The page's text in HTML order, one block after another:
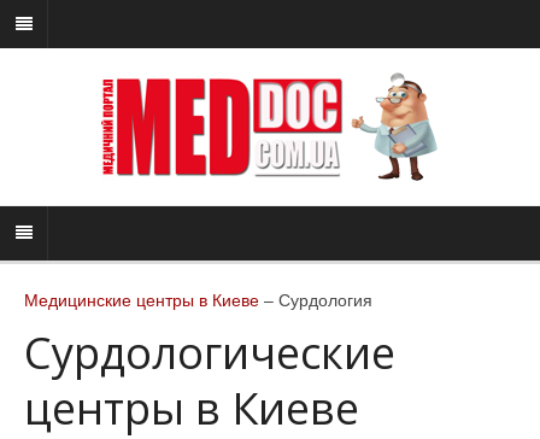
Медицинские центры в Киеве – Сурдология
Сурдологические
центры в Киеве